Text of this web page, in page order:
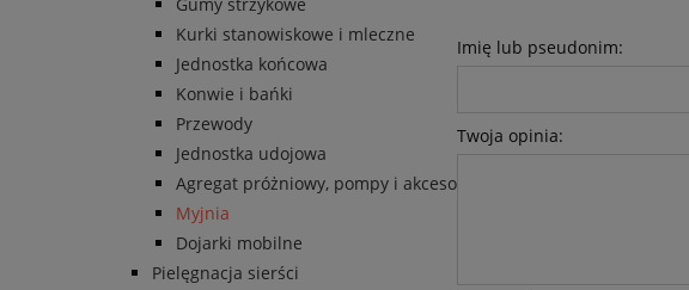
Kurki stanowiskowe i mleczne
Jednostka końcowa
Konwie i bańki
Przewody
Jednostka udojowa
Agregat próżniowy, pompy i akcesoria
Myjnia
Dojarki mobilne
Pielęgnacja sierści
Imię lub pseudonim:
Twoja opinia: